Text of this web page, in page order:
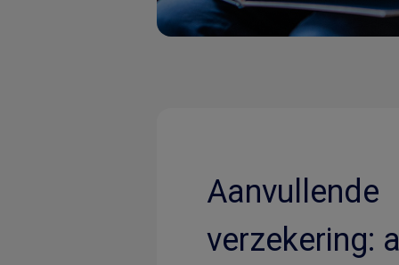
Aanvullende
verzekering: